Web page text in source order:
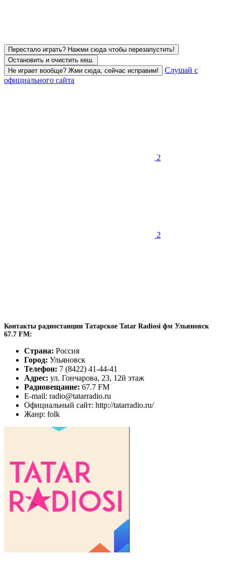
Перестало играть? Нажми сюда чтобы перезапустить!
Остановить и очистить кеш.
Не играет вообще? Жми сюда, сейчас исправим!
Слушай с
официального сайта
2
2
Контакты радиостанции Татарское Tatar Radiosi фм Ульяновск
67.7 FM:
Страна: Россия
Город: Ульяновск
Телефон: 7 (8422) 41-44-41
Адрес: ул. Гончарова, 23, 12й этаж
Радиовещание: 67.7 FM
E-mail: radio@tatarradio.ru
Официальный сайт: http://tatarradio.ru/
Жанр: folk